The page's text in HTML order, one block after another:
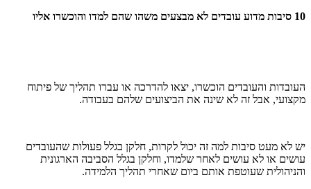
10 סיבות מדוע עובדים לא מבצעים משהו שהם למדו והוכשרו אליו
העובדות והעובדים הוכשרו, יצאו להדרכה או עברו תהליך של פיתוח
מקצועי, אבל זה לא שינה את הביצועים שלהם בעבודה.
יש לא מעט סיבות למה זה יכול לקרות, חלקן בגלל פעולות שהעובדים
עושים או לא עושים לאחר שלמדו, וחלקן בגלל הסביבה הארגונית
והניהולית שעוטפת אותם ביום שאחרי תהליך הלמידה.